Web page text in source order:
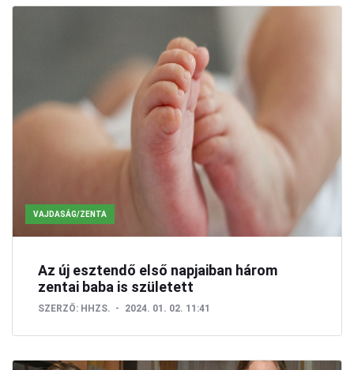
VAJDASÁG/ZENTA
Az új esztendő első napjaiban három
zentai baba is született
SZERZŐ: HHZS. 2024. 01. 02. 11:41